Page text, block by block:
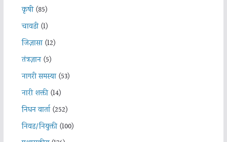
कृषी(85)
चावडी(1)
जिज्ञासा(12)
तंत्रज्ञान(5)
नागरी समस्या(53)
नारी शक्ती(14)
निधन वार्ता(252)
निवड/नियुक्ती(100)